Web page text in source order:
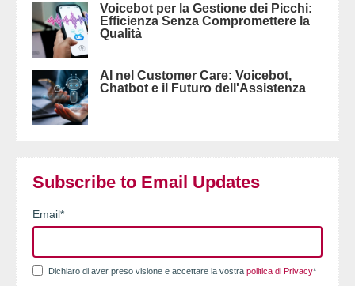
Voicebot per la Gestione dei Picchi:
Efficienza Senza Compromettere la
Qualità
AI nel Customer Care: Voicebot,
Chatbot e il Futuro dell'Assistenza
Subscribe to Email Updates
Email*
Dichiaro di aver preso visione e accettare la vostra politica di Privacy*